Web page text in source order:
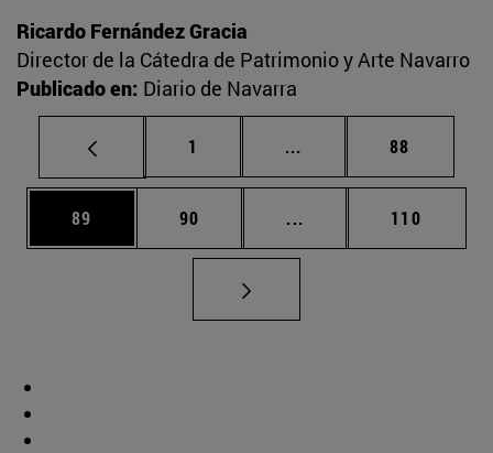
Ricardo Fernández Gracia
Director de la Cátedra de Patrimonio y Arte Navarro
Publicado en: Diario de Navarra
Página
1 ... Páginas intermedias
Página
88
Página
89 Página
90 ... Páginas intermedias
Página
110